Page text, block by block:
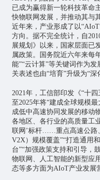
已成为赢得新一轮科技革命
快物联网 发展，并推动其与
近年来，产业形成了以
方向。据不完全统计，自
展规划》以来，国家层面已
属政策。国务院近六年来每
能”“云计算”等关键词作为
关表述也由“培育”升级为“深
2021年，工信部印发《“十
至2025年将“建成全球规模
成低中高速协同发展的移动
各地区、各行业的高质量工
联网’标杆……重点高速公路
V2X）规模覆盖”“打造通用
台”“加强政策支持和引导
物联网、人工智能的新型应
态等多方面为AIoT产业发展